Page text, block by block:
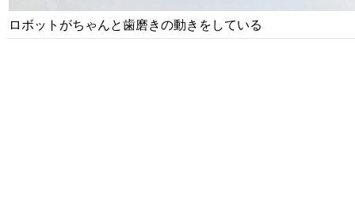
ロボットがちゃんと歯磨きの動きをしている